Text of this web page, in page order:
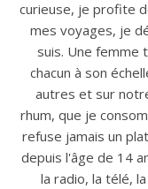
curieuse, je profite
mes voyages, je
suis. Une femme
chacun à son
autres et sur
rhum, que je
refuse jamais un
depuis l'âge de 14
la radio, la télé,